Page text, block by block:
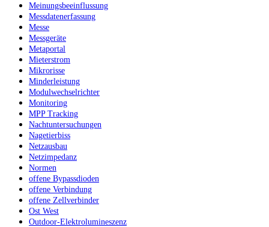
Meinungsbeeinflussung
Messdatenerfassung
Messe
Messgeräte
Metaportal
Mieterstrom
Mikrorisse
Minderleistung
Modulwechselrichter
Monitoring
MPP Tracking
Nachtuntersuchungen
Nagetierbiss
Netzausbau
Netzimpedanz
Normen
offene Bypassdioden
offene Verbindung
offene Zellverbinder
Ost West
Outdoor-Elektrolumineszenz